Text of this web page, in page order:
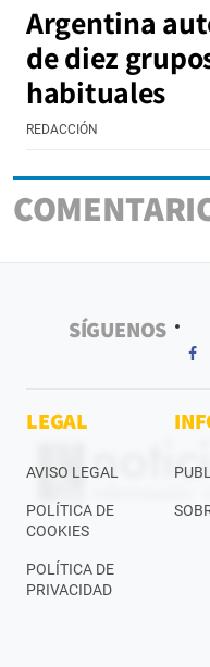
Argentina
de diez
habituales
REDACCIÓN
SÍGUENOS
LEGAL
AVISO LEGAL
POLÍTICA DE
COOKIES
POLÍTICA DE
PRIVACIDAD